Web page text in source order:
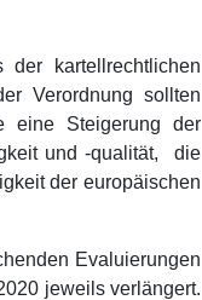
kartellrechtlichen
Verordnung sollten
eine Steigerung der
und -qualität, die
der europäischen
Evaluierungen
jeweils verlängert.